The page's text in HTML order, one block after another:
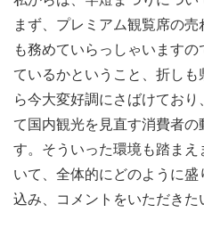
まず、プレミアム観覧席の
も務めていらっしゃいます
ているかということ、折し
ら今大変好調にさばけてお
て国内観光を見直す消費者の
す。そういった環境も踏ま
いて、全体的にどのように
込み、コメントをいただきた